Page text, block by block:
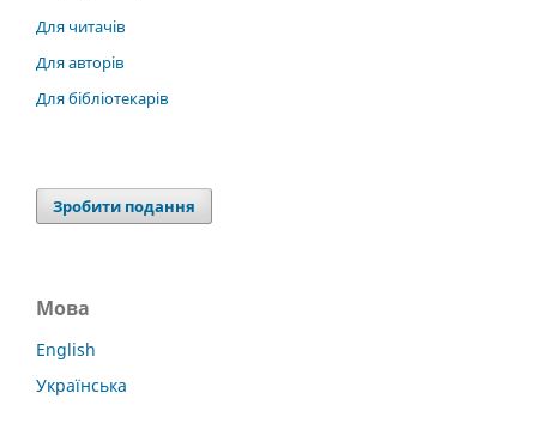
Для читачів
Для авторів
Для бібліотекарів
Зробити подання
Мова
English
Українська